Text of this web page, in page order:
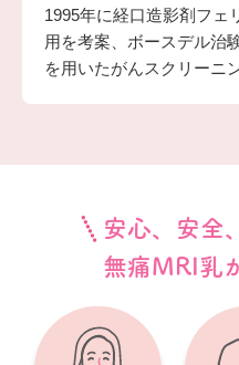
1995年に経口造影剤フェ
用を考案、ボースデル治
を用いたがんスクリーニ
安心、安全
無痛MRI乳